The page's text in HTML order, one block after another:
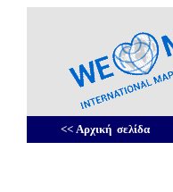
<< Αρχική σελίδα